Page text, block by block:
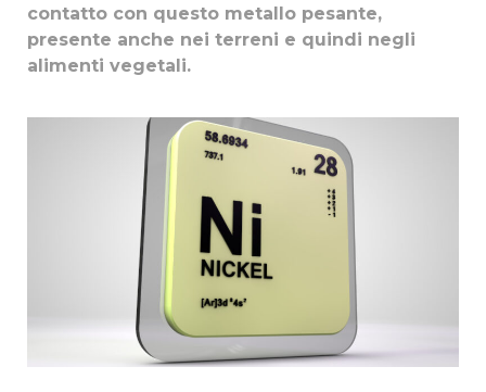
contatto con questo metallo pesante,
presente anche nei terreni e quindi negli
alimenti vegetali.